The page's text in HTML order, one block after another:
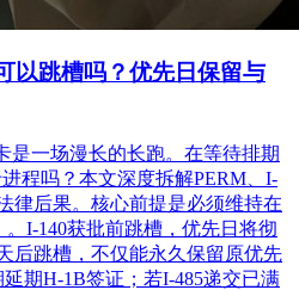
以跳槽吗？优先日保留与
是一场漫长的长跑。在等待排期
程吗？本文深度拆解PERM、I-
律后果。核心前提是必须维持在
I-140获批前跳槽，优先日将彻
后跳槽，不仅能永久保留原优先
期H-1B签证；若I-485递交已满